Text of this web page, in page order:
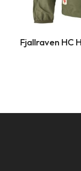
Fjallraven HC